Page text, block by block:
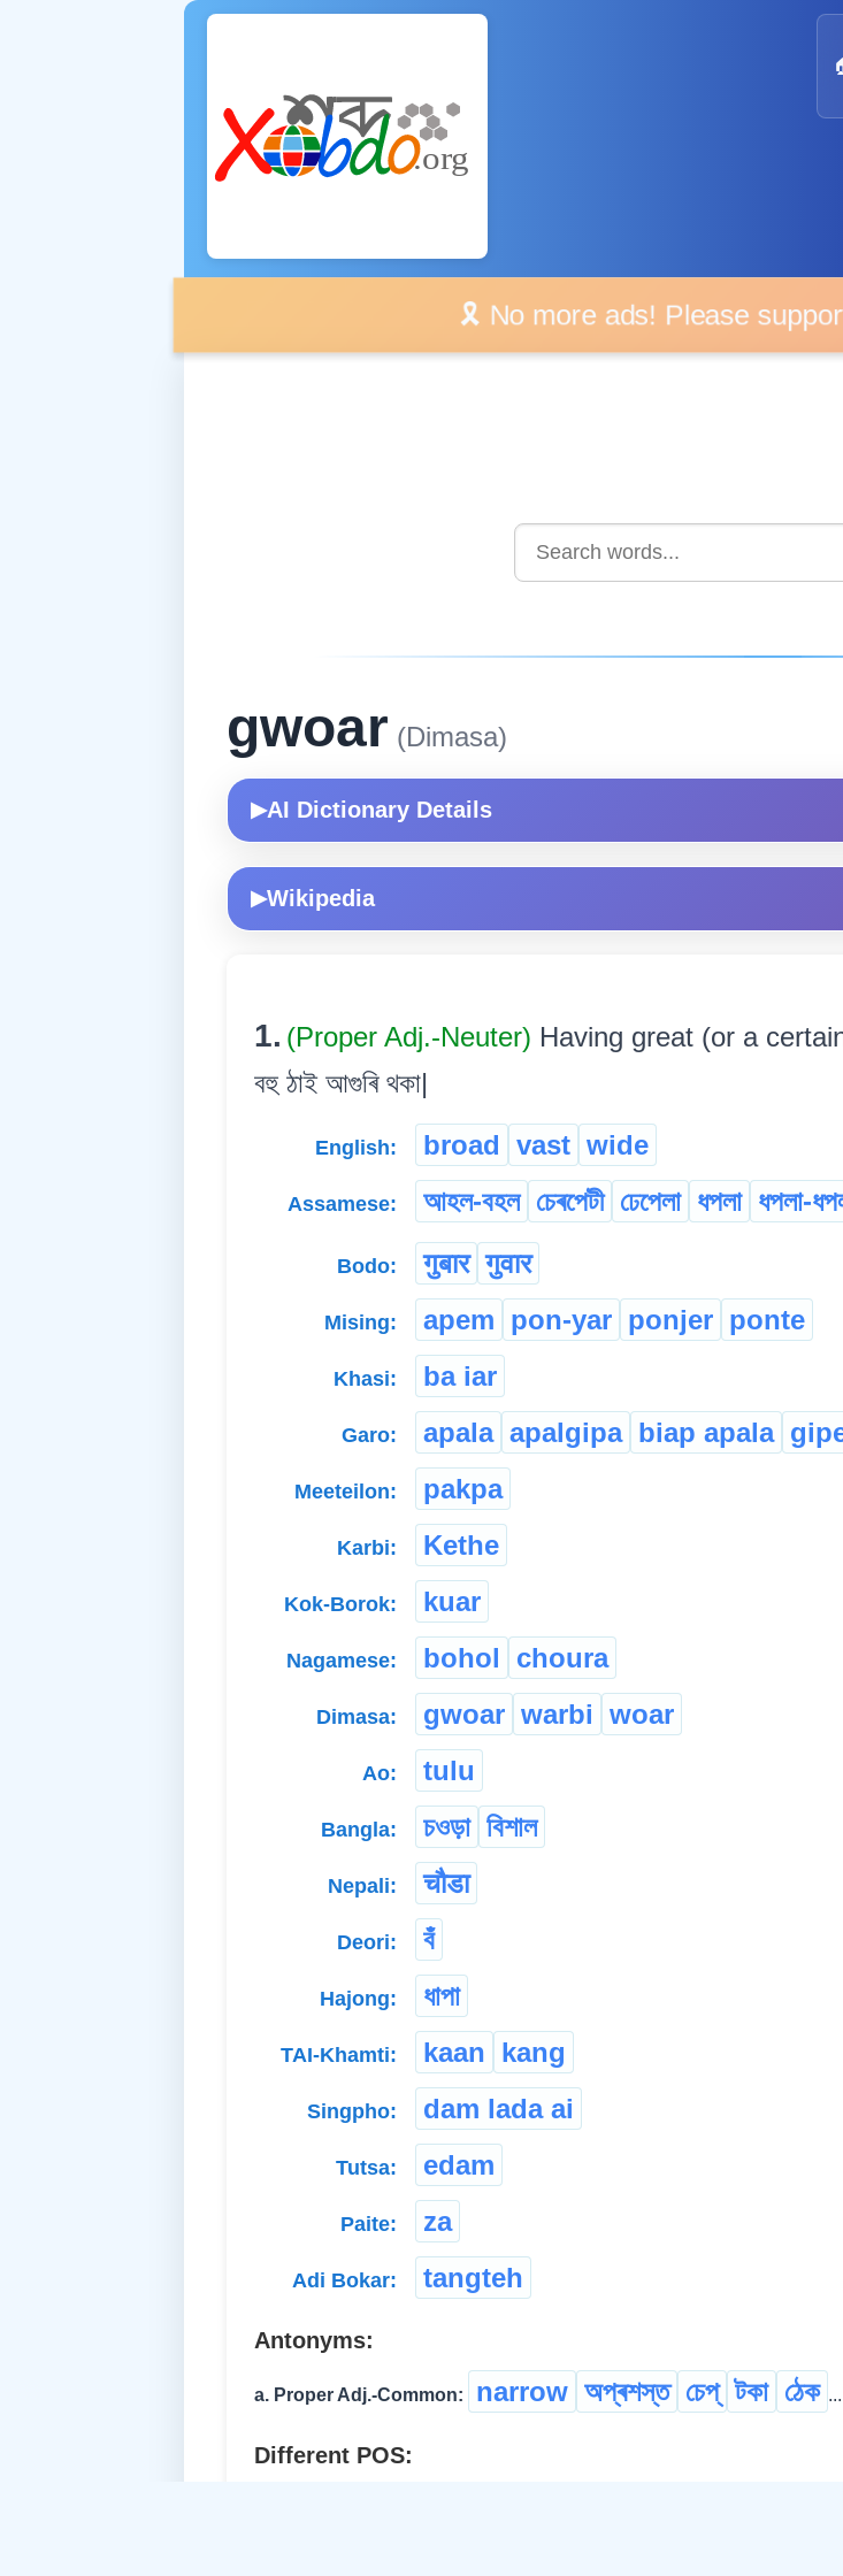
🎗️ No more ads! Please
gwoar (Dimasa)
▶AI Dictionary Details
▶Wikipedia
1. (Proper Adj.-Neuter) Having great (or a
বহু ঠাই আগুৰি থকা|
English: broad vast wide
Assamese: আহল-বহল চেৰপেটী ঢেপেলা ধপলা ধপলা-
Bodo: गुबार गुवार
Mising: apem pon-yar ponjer ponte
Khasi: ba iar
Garo: apala apalgipa biap apala
Meeteilon: pakpa
Karbi: Kethe
Kok-Borok: kuar
Nagamese: bohol choura
Dimasa: gwoar warbi woar
Ao: tulu
Bangla: চওড়া বিশাল
Nepali: चौडा
Deori: বঁ
Hajong: ধাপা
TAI-Khamti: kaan kang
Singpho: dam lada ai
Tutsa: edam
Paite: za
Adi Bokar: tangteh
Antonyms:
a. Proper Adj.-Common: narrow অপ্ৰশস্ত চেপ্ টকা ঠেক ...
Different POS: